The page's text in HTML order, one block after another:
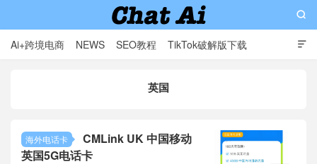

Ai+跨境电商 NEWS SEO教程 TikTok破解版下载

英国
海外电话卡
CMLink UK 中国移动
英国5G电话卡